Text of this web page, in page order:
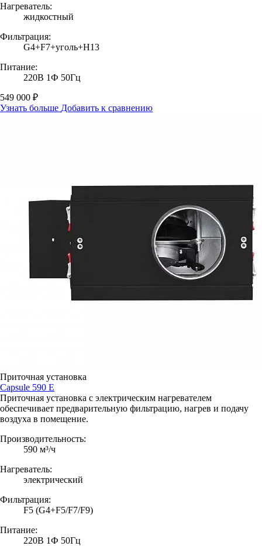
Нагреватель:
жидкостный
Фильтрация:
G4+F7+уголь+H13
Питание:
220В 1Ф 50Гц
549 000 ₽
Узнать больше Добавить к сравнению
Приточная установка
Capsule 590 E
Приточная установка с электрическим нагревателем
обеспечивает предварительную фильтрацию, нагрев и подачу
воздуха в помещение.
Производительность:
590 м³/ч
Нагреватель:
электрический
Фильтрация:
F5 (G4+F5/F7/F9)
Питание:
220В 1Ф 50Гц